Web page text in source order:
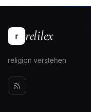
r relilex
religion verstehen